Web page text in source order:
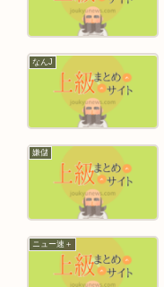
なんJ
嫌儲
ニュー速＋